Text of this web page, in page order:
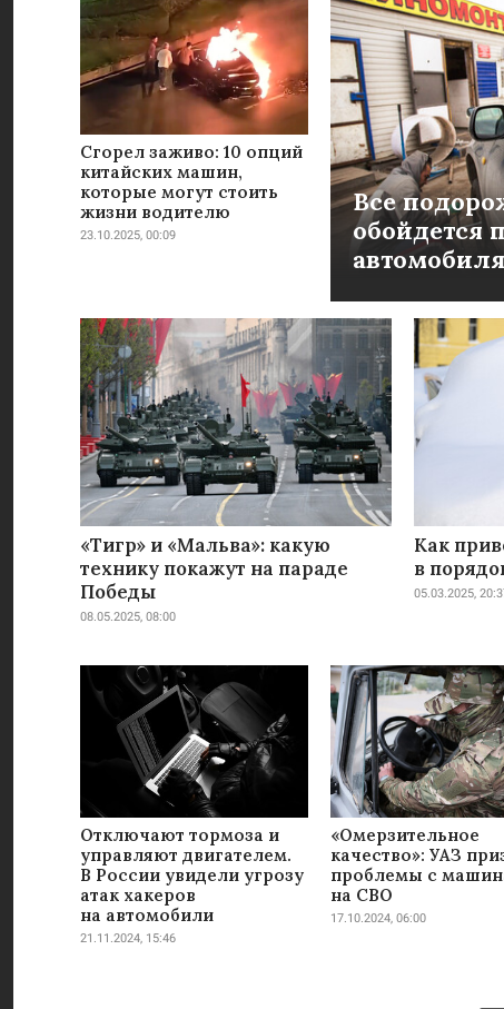
Сгорел заживо: 10 опций
китайских машин,
которые могут стоить
жизни водителю
23.10.2025, 00:09
Все
обойдется
«Тигр» и «Мальва»: какую
технику покажут на параде
Победы
08.05.2025, 08:00
Как
в
05.03.2025,
Отключают тормоза и
управляют двигателем.
В России увидели угрозу
атак хакеров
на автомобили
21.11.2024, 15:46
«Омерзительное
качество»: УАЗ
проблемы с
на СВО
17.10.2024, 06:00